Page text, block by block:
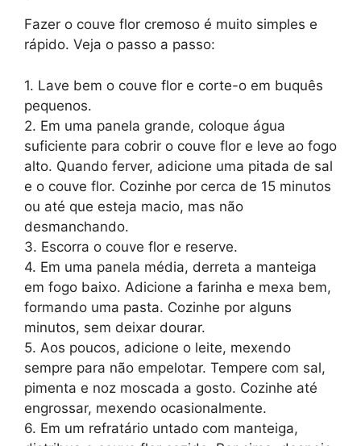
Fazer o couve flor cremoso é muito simples e
rápido. Veja o passo a passo:
1. Lave bem o couve flor e corte-o em buquês
pequenos.
2. Em uma panela grande, coloque água
suficiente para cobrir o couve flor e leve ao fogo
alto. Quando ferver, adicione uma pitada de sal
e o couve flor. Cozinhe por cerca de 15 minutos
ou até que esteja macio, mas não
desmanchando.
3. Escorra o couve flor e reserve.
4. Em uma panela média, derreta a manteiga
em fogo baixo. Adicione a farinha e mexa bem,
formando uma pasta. Cozinhe por alguns
minutos, sem deixar dourar.
5. Aos poucos, adicione o leite, mexendo
sempre para não empelotar. Tempere com sal,
pimenta e noz moscada a gosto. Cozinhe até
engrossar, mexendo ocasionalmente.
6. Em um refratário untado com manteiga,